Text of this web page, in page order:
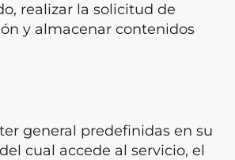
realizar la solicitud de
y almacenar contenidos
general predefinidas en su
cual accede al servicio, el